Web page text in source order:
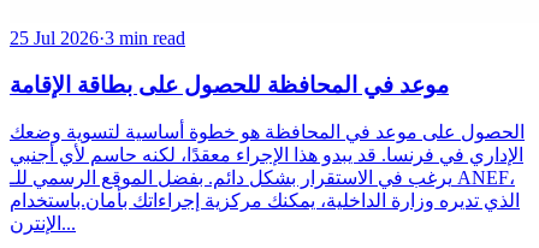
25 Jul 2026·3 min read
موعد في المحافظة للحصول على بطاقة الإقامة
الحصول على موعد في المحافظة هو خطوة أساسية لتسوية وضعك
الإداري في فرنسا. قد يبدو هذا الإجراء معقدًا، لكنه حاسم لأي أجنبي
يرغب في الاستقرار بشكل دائم. بفضل الموقع الرسمي للـ ANEF،
الذي تديره وزارة الداخلية، يمكنك مركزية إجراءاتك بأمان.باستخدام
الإنترن...